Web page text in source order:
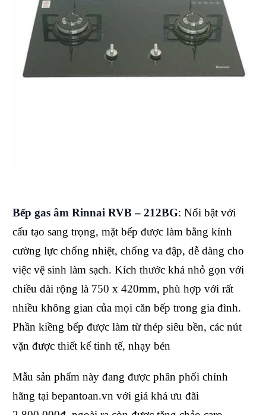
Bếp gas âm Rinnai RVB – 212BG: Nổi bật với
cấu tạo sang trọng, mặt bếp được làm bằng kính
cường lực chống nhiệt, chống va đập, dễ dàng cho
việc vệ sinh làm sạch. Kích thước khá nhỏ gọn với
chiều dài rộng là 750 x 420mm, phù hợp với rất
nhiều không gian của mọi căn bếp trong gia đình.
Phần kiềng bếp được làm từ thép siêu bền, các nút
vặn được thiết kế tinh tế, nhạy bén
Mẫu sản phẩm này đang được phân phối chính
hãng tại bepantoan.vn với giá khá ưu đãi